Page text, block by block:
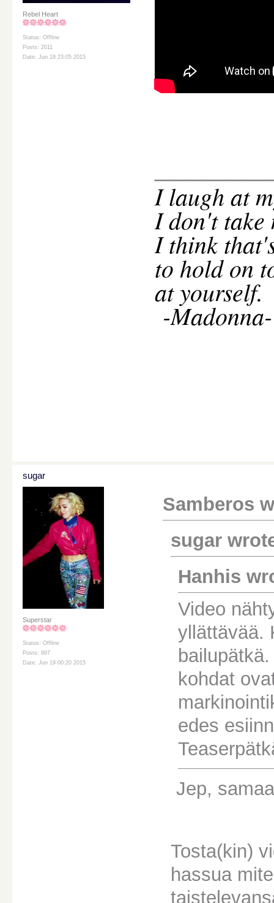
Rebel Heart
Status: Offline
Posts: 2011
Date: Jun 18 23:05 2015
Ilaugh at
I don't take
I think
to hold on
at yourself.
-Madonna-
sugar
Superstar
Status: Offline
Posts: 897
Date: Jun 19 00:20 2015
Samberos
sugar
Hanhis
Video
yllättävää.
kohdat
edes
Jep,
Tosta(kin)
hassua